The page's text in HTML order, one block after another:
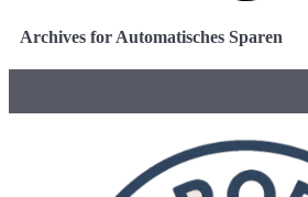
Archives for Automatisches Sparen